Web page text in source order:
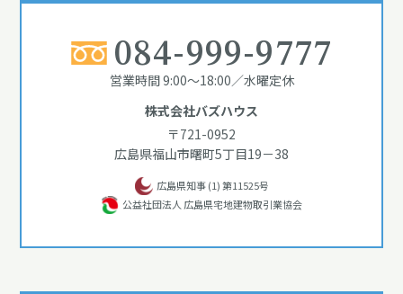
084-999-9777
営業時間 9:00～18:00／水曜定休
株式会社バズハウス
〒721-0952
広島県福山市曙町5丁目19－38
広島県知事 (1) 第11525号
公益社団法人 広島県宅地建物取引業協会